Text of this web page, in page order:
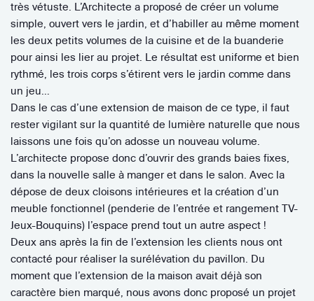
très vétuste. L’Architecte a proposé de créer un volume
simple, ouvert vers le jardin, et d’habiller au même moment
les deux petits volumes de la cuisine et de la buanderie
pour ainsi les lier au projet. Le résultat est uniforme et bien
rythmé, les trois corps s’étirent vers le jardin comme dans
un jeu…
Dans le cas d’une extension de maison de ce type, il faut
rester vigilant sur la quantité de lumière naturelle que nous
laissons une fois qu’on adosse un nouveau volume.
L’architecte propose donc d’ouvrir des grands baies fixes,
dans la nouvelle salle à manger et dans le salon. Avec la
dépose de deux cloisons intérieures et la création d’un
meuble fonctionnel (penderie de l’entrée et rangement TV-
Jeux-Bouquins) l’espace prend tout un autre aspect !
Deux ans après la fin de l’extension les clients nous ont
contacté pour réaliser la surélévation du pavillon. Du
moment que l’extension de la maison avait déjà son
caractère bien marqué, nous avons donc proposé un projet